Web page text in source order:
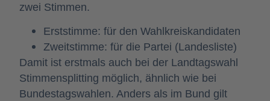
zwei Stimmen.
Erststimme: für den Wahlkreiskandidaten
Zweitstimme: für die Partei (Landesliste)
Damit ist erstmals auch bei der Landtagswahl
Stimmensplitting möglich, ähnlich wie bei
Bundestagswahlen. Anders als im Bund gilt